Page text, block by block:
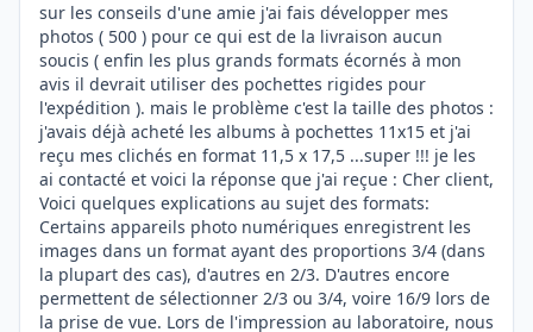
sur les conseils d'une amie j'ai fais développer mes
photos ( 500 ) pour ce qui est de la livraison aucun
soucis ( enfin les plus grands formats écornés à mon
avis il devrait utiliser des pochettes rigides pour
l'expédition ). mais le problème c'est la taille des photos :
j'avais déjà acheté les albums à pochettes 11x15 et j'ai
reçu mes clichés en format 11,5 x 17,5 ...super !!! je les
ai contacté et voici la réponse que j'ai reçue : Cher client,
Voici quelques explications au sujet des formats:
Certains appareils photo numériques enregistrent les
images dans un format ayant des proportions 3/4 (dans
la plupart des cas), d'autres en 2/3. D'autres encore
permettent de sélectionner 2/3 ou 3/4, voire 16/9 lors de
la prise de vue. Lors de l'impression au laboratoire, nous